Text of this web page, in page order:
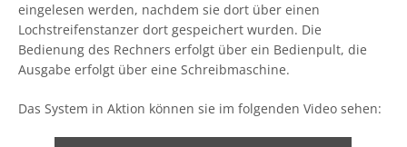
eingelesen werden, nachdem sie dort über einen
Lochstreifenstanzer dort gespeichert wurden. Die
Bedienung des Rechners erfolgt über ein Bedienpult, die
Ausgabe erfolgt über eine Schreibmaschine.
Das System in Aktion können sie im folgenden Video sehen: